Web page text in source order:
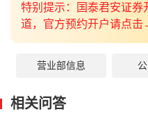
特别提示：国泰君安证券
道，官方预约开户请点击
营业部信息
相关问答